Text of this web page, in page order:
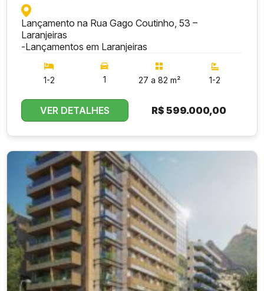
Lançamento na Rua Gago Coutinho, 53 –
Laranjeiras
-Lançamentos em Laranjeiras
1-2 1 27 a 82 m² 1-2
VER DETALHES R$599.000,00